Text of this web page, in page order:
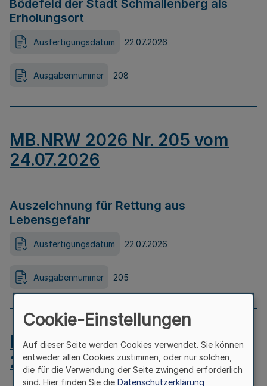
Bödefeld der Stadt Schmallenberg als
Erholungsort
Ausfertigungsdatum 22.07.2026
Ausgabennummer 208
MB.NRW 2026 Nr. 205 vom
24.07.2026
Auszeichnung für Rettung aus
Lebensgefahr
Ausfertigungsdatum 22.07.2026
Ausgabennummer 205
MB.NRW 2026 Nr. 204 vom
24.07.2026
Cookie-Einstellungen
Auf dieser Seite werden Cookies verwendet. Sie können
entweder allen Cookies zustimmen, oder nur solchen,
die für die Verwendung der Seite zwingend erforderlich
sind. Hier finden Sie die Datenschutzerklärung